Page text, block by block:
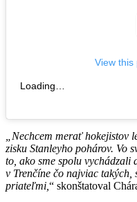
View this
Loading…
„Nechcem merať
zisku Stanleyho pohárov. Vo
to, ako sme spolu vychádzali
v Trenčíne čo najviac
priateľmi, “ skonštatoval